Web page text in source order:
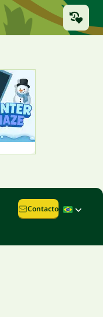
Contacto